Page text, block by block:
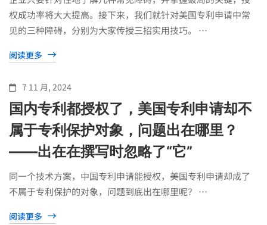
权成功率将大大提高。接下来，我们就针对美国专利申请中常
见的三种障碍，分别为大家传授三招实用技巧。 …
阅读更多
7 11 月, 2024
国内专利都授权了，美国专利申请却不
属于专利保护对象，问题出在哪里？
——出在在撰写时忽略了“它”
同一个技术方案，中国专利申请能授权，美国专利申请却成了
不属于专利保护的对象，问题到底出在哪里呢？ …
阅读更多